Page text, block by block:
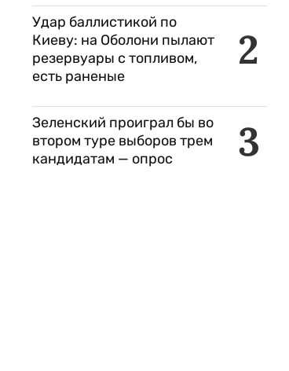
2
Удар баллистикой по
Киеву: на Оболони пылают
резервуары с топливом,
есть раненые
3
Зеленский проиграл бы во
втором туре выборов трем
кандидатам — опрос